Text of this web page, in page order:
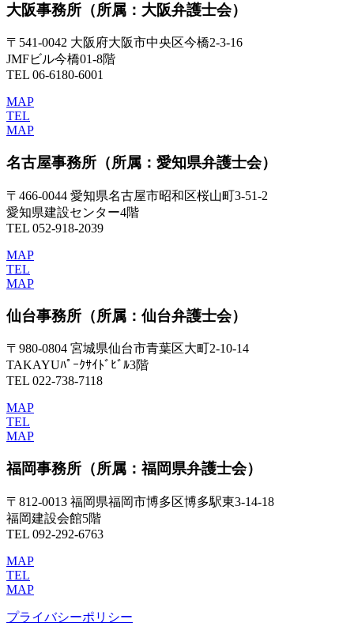
大阪事務所 （所属：大阪弁護士会）
〒541-0042 大阪府大阪市中央区今橋2-3-16
JMFビル今橋01-8階
TEL 06-6180-6001
MAP
TEL
MAP
名古屋事務所 （所属：愛知県弁護士会）
〒466-0044 愛知県名古屋市昭和区桜山町3-51-2
愛知県建設センター4階
TEL 052-918-2039
MAP
TEL
MAP
仙台事務所 （所属：仙台弁護士会）
〒980-0804 宮城県仙台市青葉区大町2-10-14
TAKAYUﾊﾟｰｸｻｲﾄﾞﾋﾞﾙ3階
TEL 022-738-7118
MAP
TEL
MAP
福岡事務所 （所属：福岡県弁護士会）
〒812-0013 福岡県福岡市博多区博多駅東3-14-18
福岡建設会館5階
TEL 092-292-6763
MAP
TEL
MAP
プライバシーポリシー